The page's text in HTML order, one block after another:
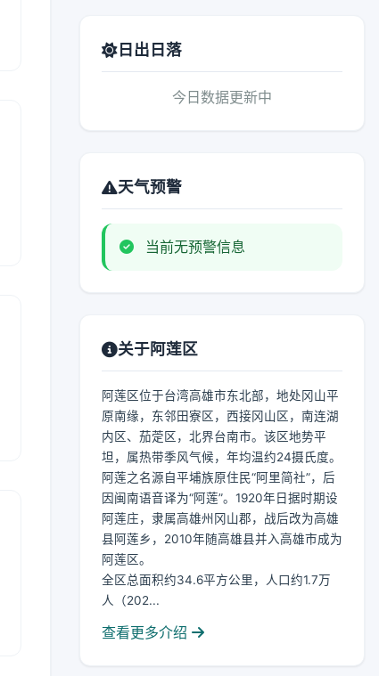
日出日落
今日数据更新中
天气预警
当前无预警信息
关于阿莲区
阿莲区位于台湾高雄市东北部，地处冈山平
原南缘，东邻田寮区，西接冈山区，南连湖
内区、茄萣区，北界台南市。该区地势平
坦，属热带季风气候，年均温约24摄氏度。
阿莲之名源自平埔族原住民“阿里简社”，后
因闽南语音译为“阿莲”。1920年日据时期设
阿莲庄，隶属高雄州冈山郡，战后改为高雄
县阿莲乡，2010年随高雄县并入高雄市成为
阿莲区。
全区总面积约34.6平方公里，人口约1.7万
人（202...
查看更多介绍